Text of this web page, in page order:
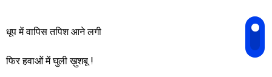
धूप में वापिस तपिश आने लगी
फिर हवाओं में घुली ख़ुशबू !